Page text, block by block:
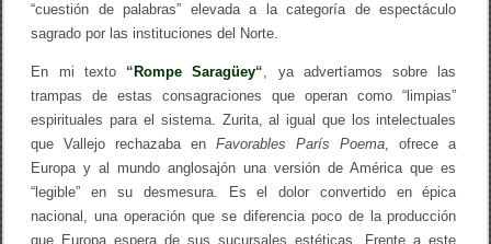
“cuestión de palabras” elevada a la categoría de espectáculo
sagrado por las instituciones del Norte.
En mi texto “ Rompe Saragüey“, ya advertíamos sobre las
trampas de estas consagraciones que operan como “limpias”
espirituales para el sistema. Zurita, al igual que los intelectuales
que Vallejo rechazaba enFavorables París Poema, ofrece a
Europa y al mundo anglosajón una versión de América que es
“legible” en su desmesura. Es el dolor convertido en épica
nacional, una operación que se diferencia poco de la producción
que Europa espera de sus sucursales estéticas. Frente a este